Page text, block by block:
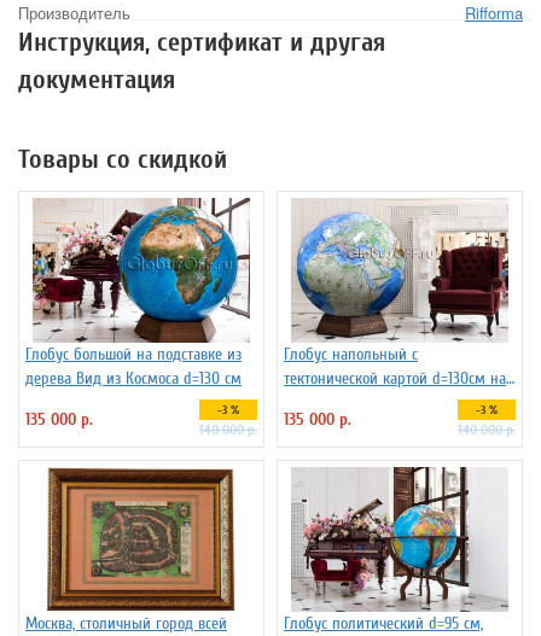
Производитель Rifforma
Инструкция, сертификат и другая
документация
Товары со скидкой
Глобус большой на подставке из
дерева Вид из Космоса d=130 см
135 000 р.
-3 %
140 000 р.
Глобус напольный с
тектонической картой d=130см на
135 000 р. -3 %
140 000 р.
Москва, столичный город всей
Глобус политический d=95 см,